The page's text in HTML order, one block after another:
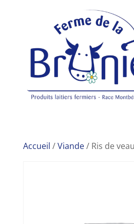
Accueil /Viande/ Ris de veau